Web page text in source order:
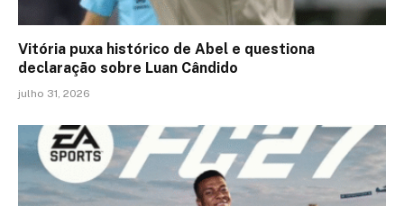
Vitória puxa histórico de Abel e questiona
declaração sobre Luan Cândido
julho 31, 2026